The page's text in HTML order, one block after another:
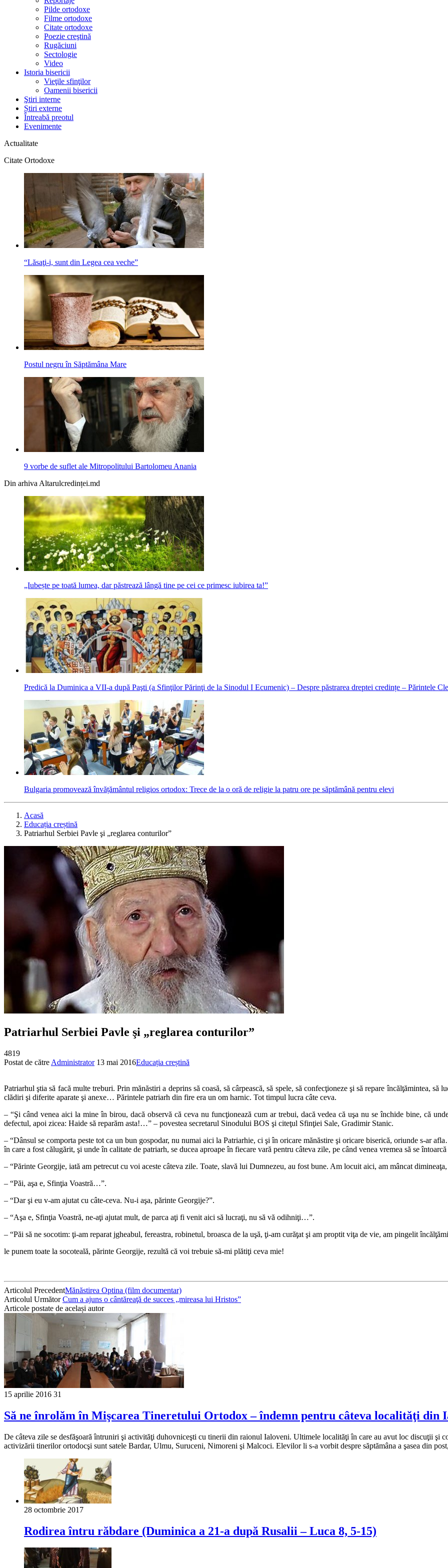
Pilde ortodoxe
Filme ortodoxe
Citate ortodoxe
Poezie creştină
Rugăciuni
Sectologie
Video
Istoria bisericii
Vieţile sfinţilor
Oamenii bisericii
Ştiri interne
Știri externe
Întreabă preotul
Evenimente
Actualitate
Citate Ortodoxe
“Lăsaţi-i, sunt din Legea cea veche”
Postul negru în Săptămâna Mare
9 vorbe de suflet ale Mitropolitului Bartolomeu Anania
Din arhiva Altarulcredinței.md
„Iubește pe toată lumea, dar păstrează lângă tine pe cei ce primesc iubirea ta!”
Predică la Duminica a VII-a după Paşti (a Sfinţilor Părinţi de la Sinodul I Ecumenic) – Despre păstrarea dreptei credințe – Părintele
Bulgaria promovează învățământul religios ortodox: Trece de la o oră de religie la patru ore pe săptămână pentru elevi
Acasă
Educația creștină
Patriarhul Serbiei Pavle şi „reglarea conturilor”
Patriarhul Serbiei Pavle şi „reglarea conturilor”
4819
Postat de către Administrator 13 mai 2016Educația creștină
Patriarhul ştia să facă multe treburi. Prin mănăstiri a deprins să coasă, să cârpească, să spele, să confecţioneze şi să repare încălţămintea, să
clădiri şi diferite aparate şi anexe… Părintele patriarh din fire era un om harnic. Tot timpul lucra câte ceva.
– “Şi când venea aici la mine în birou, dacă observă că ceva nu funcţionează cum ar trebui, dacă vedea că uşa nu se închide bine, că
defectul, apoi zicea: Haide să reparăm asta!…” – povestea secretarul Sinodului BOS şi citeţul Sfinţiei Sale, Gradimir Stanic.
– “Dânsul se comporta peste tot ca un bun gospodar, nu numai aici la Patriarhie, ci şi în oricare mănăstire şi oricare biserică, oriunde s-ar
în care a fost călugărit, şi unde în calitate de patriarh, se ducea aproape în fiecare vară pentru câteva zile, pe când venea vremea să se
– “Părinte Georgije, iată am petrecut cu voi aceste câteva zile. Toate, slavă lui Dumnezeu, au fost bune. Am locuit aici, am mâncat
– “Păi, aşa e, Sfinţia Voastră…”.
– “Dar şi eu v-am ajutat cu câte-ceva. Nu-i aşa, părinte Georgije?”.
– “Aşa e, Sfinţia Voastră, ne-aţi ajutat mult, de parca aţi fi venit aici să lucraţi, nu să vă odihniţi…”.
– “Păi să ne socotim: ţi-am reparat jgheabul, fereastra, robinetul, broasca de la uşă, ţi-am curăţat şi am proptit viţa de vie, am pingelit
le punem toate la socoteală, părinte Georgije, rezultă că voi trebuie să-mi plătiţi ceva mie!
Articolul PrecedentMănăstirea Optina (film documentar)
Articolul UrmătorCum a ajuns o cântăreaţă de succes „mireasa lui Hristos”
Articole postate de același autor
15 aprilie 2016 31
Să ne înrolăm în Mişcarea Tineretului Ortodox – îndemn pentru câteva localităţi din
De câteva zile se desfăşoară întruniri şi activităţi duhovniceşti cu tinerii din raionul Ialoveni. Ultimele localităţi în care au avut loc discuţii şi
activizării tinerilor ortodocşi sunt satele Bardar, Ulmu, Suruceni, Nimoreni şi Malcoci. Elevilor li s-a vorbit despre săptămâna a şasea din
28 octombrie 2017
Rodirea întru răbdare (Duminica a 21-a după Rusalii – Luca 8, 5-15)